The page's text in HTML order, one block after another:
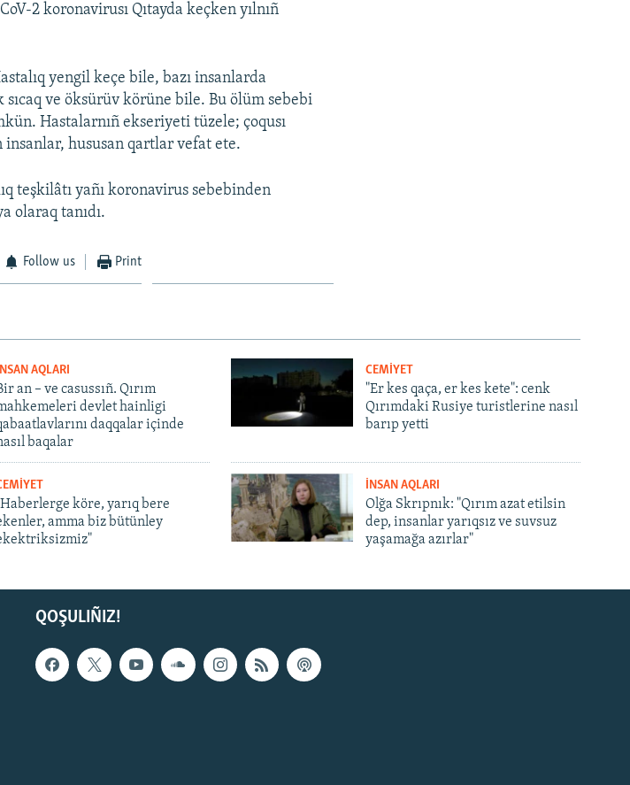
2 koronavirusı Qıtayda keçken yılnıñ
yengil keçe bile, bazı insanlarda
ve öksürüv körüne bile. Bu ölüm sebebi
Hastalarnıñ ekseriyeti tüzele; çoqusı
insanlar, hususan qartlar vefat ete.
teşkilâtı yañı koronavirus sebebinden
olaraq tanıdı.
Follow us Print
İNSAN AQLARI
an – ve casussıñ. Qırım
devlet hainligi
daqqalar içinde
baqalar
CEMİYET
"Er kes qaça, er kes kete": cenk
Qırımdaki Rusiye turistlerine nasıl
barıp yetti
köre, yarıq bere
amma biz bütünley
İNSAN AQLARI
Olğa Skrıpnık: "Qırım azat etilsin
dep, insanlar yarıqsız ve suvsuz
yaşamağa azırlar"
QOŞULIÑIZ!